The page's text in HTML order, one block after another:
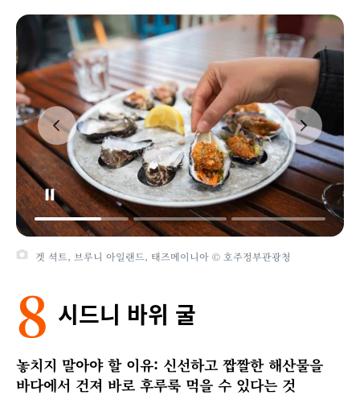
겟 셕트, 브루니 아일랜드, 태즈메이니아 © 호주정부관광청
8 시드니 바위 굴
놓치지 말아야 할 이유: 신선하고 짭짤한 해산물을
바다에서 건져 바로 후루룩 먹을 수 있다는 것